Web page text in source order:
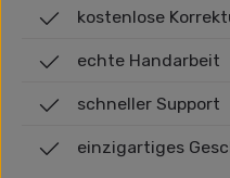
kostenlose
echte Handarbeit
schneller Support
einzigartiges